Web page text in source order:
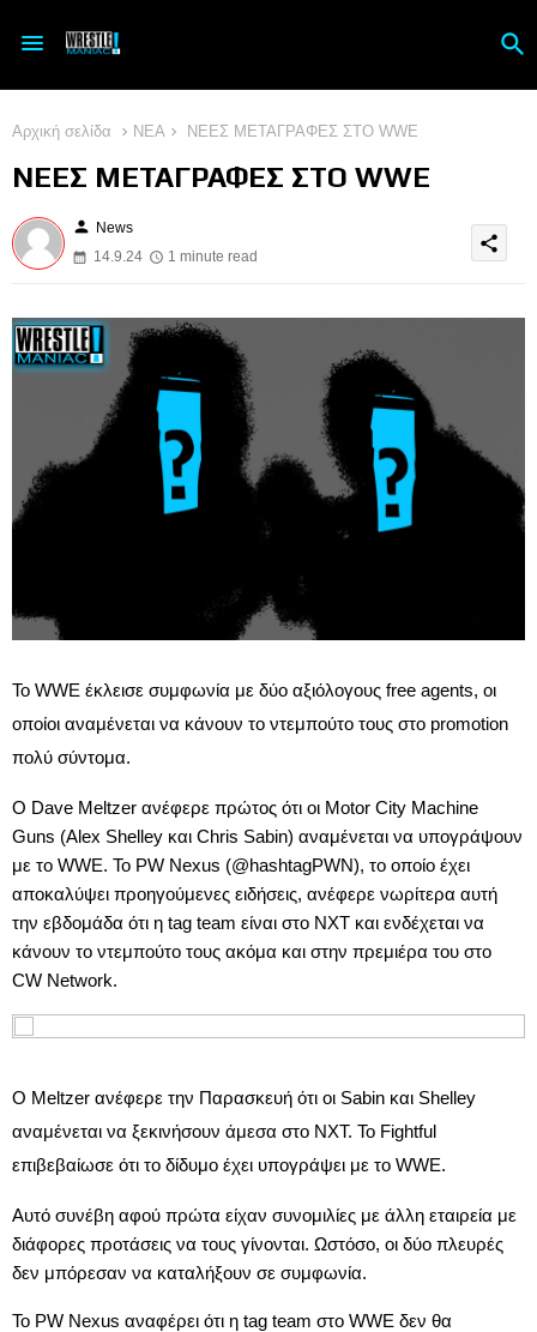
Αρχική σελίδα ΝΕΑ ΝΕΕΣ ΜΕΤΑΓΡΑΦΕΣ ΣΤΟ WWE
ΝΕΕΣ ΜΕΤΑΓΡΑΦΕΣ ΣΤΟ WWE
person News
14.9.24
1 minute read
share
Το WWE έκλεισε συμφωνία με δύο αξιόλογους free agents, οι
οποίοι αναμένεται να κάνουν το ντεμπούτο τους στο promotion
πολύ σύντομα.
Ο Dave Meltzer ανέφερε πρώτος ότι οι Motor City Machine
Guns (Alex Shelley και Chris Sabin) αναμένεται να υπογράψουν
με το WWE. Το PW Nexus (@hashtagPWN), το οποίο έχει
αποκαλύψει προηγούμενες ειδήσεις, ανέφερε νωρίτερα αυτή
την εβδομάδα ότι η tag team είναι στο NXT και ενδέχεται να
κάνουν το ντεμπούτο τους ακόμα και στην πρεμιέρα του στο
CW Network.
Ο Meltzer ανέφερε την Παρασκευή ότι οι Sabin και Shelley
αναμένεται να ξεκινήσουν άμεσα στο NXT. Το Fightful
επιβεβαίωσε ότι το δίδυμο έχει υπογράψει με το WWE.
Αυτό συνέβη αφού πρώτα είχαν συνομιλίες με άλλη εταιρεία με
διάφορες προτάσεις να τους γίνονται. Ωστόσο, οι δύο πλευρές
δεν μπόρεσαν να καταλήξουν σε συμφωνία.
Το PW Nexus αναφέρει ότι η tag team στο WWE δεν θα